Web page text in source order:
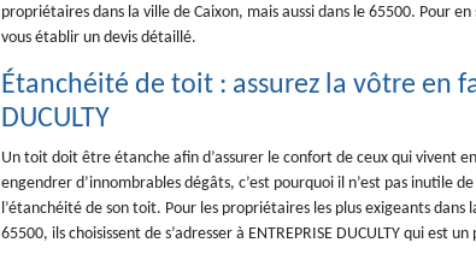
propriétaires dans la ville de Caixon, mais aussi dans le 65500. Pour
vous établir un devis détaillé.
Étanchéité de toit : assurez la vôtre en
DUCULTY
Un toit doit être étanche afin d’assurer le confort de ceux qui vivent
engendrer d’innombrables dégâts, c’est pourquoi il n’est pas inutile
l’étanchéité de son toit. Pour les propriétaires les plus exigeants dans
65500, ils choisissent de s’adresser à ENTREPRISE DUCULTY qui